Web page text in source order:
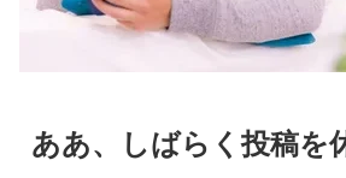
ああ、しばらく投稿を